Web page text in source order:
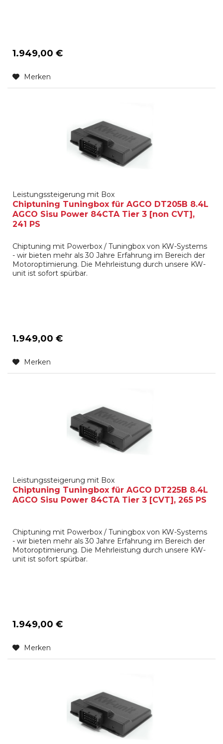
1.949,00 €
Merken
Leistungssteigerung mit Box
Chiptuning Tuningbox für AGCO DT205B 8.4L
AGCO Sisu Power 84CTA Tier 3 [non CVT],
241 PS
Chiptuning mit Powerbox / Tuningbox von KW-Systems
- wir bieten mehr als 30 Jahre Erfahrung im Bereich der
Motoroptimierung. Die Mehrleistung durch unsere KW-
unit ist sofort spürbar.
1.949,00 €
Merken
Leistungssteigerung mit Box
Chiptuning Tuningbox für AGCO DT225B 8.4L
AGCO Sisu Power 84CTA Tier 3 [CVT], 265 PS
Chiptuning mit Powerbox / Tuningbox von KW-Systems
- wir bieten mehr als 30 Jahre Erfahrung im Bereich der
Motoroptimierung. Die Mehrleistung durch unsere KW-
unit ist sofort spürbar.
1.949,00 €
Merken